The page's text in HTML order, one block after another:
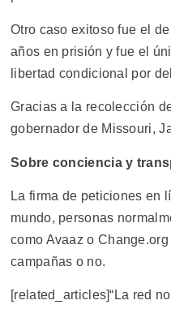
Otro caso exitoso fue el
años en prisión y fue el
libertad condicional por
Gracias a la recolección
gobernador de Missouri,
Sobre conciencia y
La firma de peticiones en
mundo, personas
como Avaaz o
campañas o no.
[related_articles]“La red